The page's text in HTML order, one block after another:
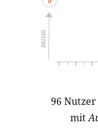
96
mit